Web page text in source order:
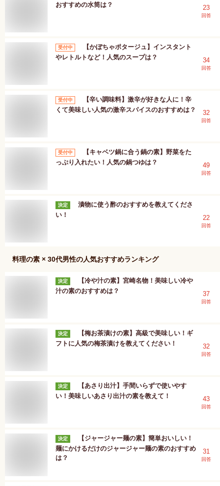
おすすめの水筒は？
23
回答
受付中
【かぼちゃポタージュ】インスタント
やレトルトなど！人気のスープは？
34
回答
受付中
【辛い調味料】激辛が好きな人に！辛
くて美味しい人気の激辛スパイスのおすすめは？
32
回答
受付中
【キャベツ鍋に合う鍋の素】野菜をた
っぷり入れたい！人気の鍋つゆは？
49
回答
決定
漬物に使う酢のおすすめを教えてくださ
い！
22
回答
料理の素 × 30代男性の人気おすすめランキング
決定
【冷や汁の素】宮崎名物！美味しい冷や
汁の素のおすすめは？
37
回答
決定
【梅お茶漬けの素】高級で美味しい！ギ
フトに人気の梅茶漬けを教えてください！
32
回答
決定
【あさり出汁】手間いらずで使いやす
い！美味しいあさり出汁の素を教えて！
43
回答
決定
【ジャージャー麺の素】簡単おいしい！
麺にかけるだけのジャージャー麺の素のおすすめ
は？
31
回答